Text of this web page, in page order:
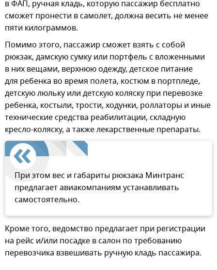
в ФАП, ручная кладь, которую пассажир бесплатно
сможет пронести в самолет, должна весить не менее
пяти килограммов.
Помимо этого, пассажир сможет взять с собой
рюкзак, дамскую сумку или портфель с вложенными
в них вещами, верхнюю одежду, детское питание
для ребенка во время полета, костюм в портпледе,
детскую люльку или детскую коляску при перевозке
ребенка, костыли, трости, ходунки, роллаторы и иные
технические средства реабилитации, складную
кресло-коляску, а также лекарственные препараты.
При этом вес и габариты рюкзака Минтранс
предлагает авиакомпаниям устанавливать
самостоятельно.
Кроме того, ведомство предлагает при регистрации
на рейс и/или посадке в салон по требованию
перевозчика взвешивать ручную кладь пассажира.